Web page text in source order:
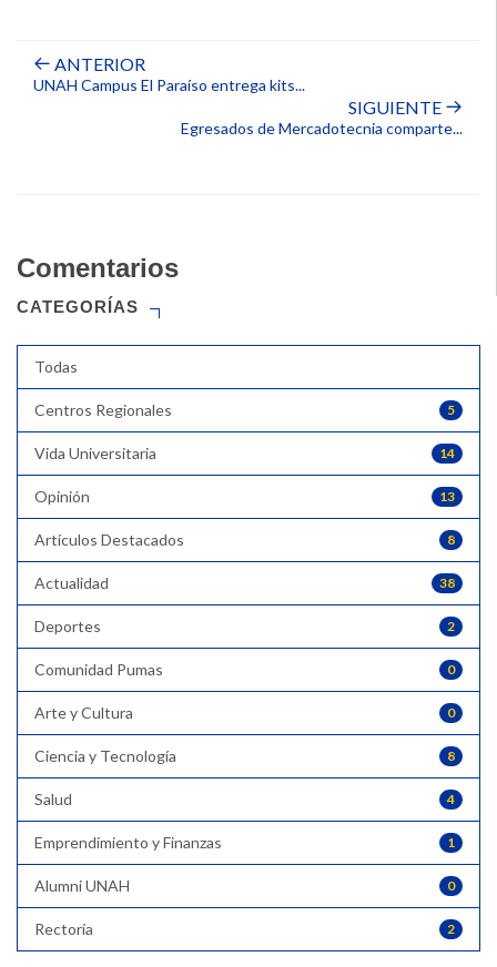
ANTERIOR
UNAH Campus El Paraíso entrega kits...
SIGUIENTE
Egresados de Mercadotecnia comparte...
Comentarios
CATEGORÍAS
Todas
5
Centros Regionales
14
Vida Universitaria
13
Opinión
8
Artículos Destacados
38
Actualidad
2
Deportes
0
Comunidad Pumas
0
Arte y Cultura
8
Ciencia y Tecnología
4
Salud
1
Emprendimiento y Finanzas
0
Alumni UNAH
2
Rectoría